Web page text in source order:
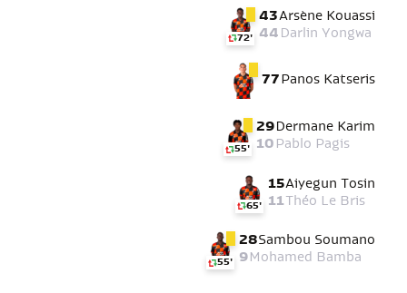
Arsène Kouassi
43
Darlin Yongwa
44
72'
Panos Katseris
77
Dermane Karim
29
Pablo Pagis
10
55'
Aiyegun Tosin
15
Théo Le Bris
11
65'
Sambou Soumano
28
Mohamed Bamba
9
55'